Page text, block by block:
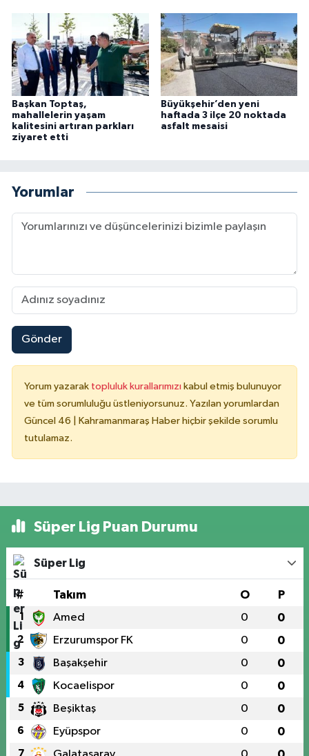
Başkan Toptaş,
mahallelerin yaşam
kalitesini artıran parkları
ziyaret etti
Büyükşehir’den yeni
haftada 3 ilçe 20 noktada
asfalt mesaisi
Yorumlar
Gönder
Yorum yazarak topluluk kurallarımızı kabul etmiş bulunuyor
ve tüm sorumluluğu üstleniyorsunuz. Yazılan yorumlardan
Güncel 46 | Kahramanmaraş Haber hiçbir şekilde sorumlu
tutulamaz.
Süper Lig Puan Durumu
Süper Lig
# Takım O P
1 Amed 0 0
2 Erzurumspor FK 0 0
3 Başakşehir 0 0
4 Kocaelispor 0 0
5 Beşiktaş 0 0
6 Eyüpspor 0 0
7